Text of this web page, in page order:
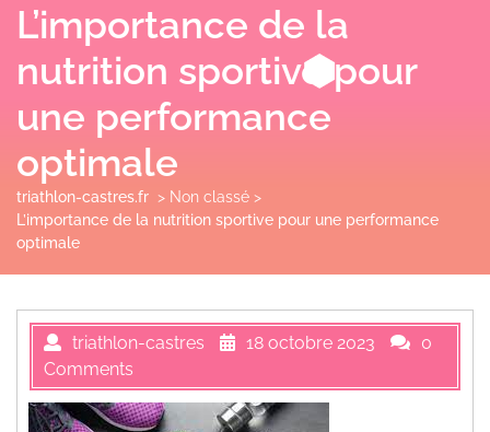
L’importance de la
nutrition sportive pour
une performance
optimale
triathlon-castres.fr > Non classé >
L’importance de la nutrition sportive pour une performance
optimale
triathlon-castres 18 octobre 2023
0
Comments